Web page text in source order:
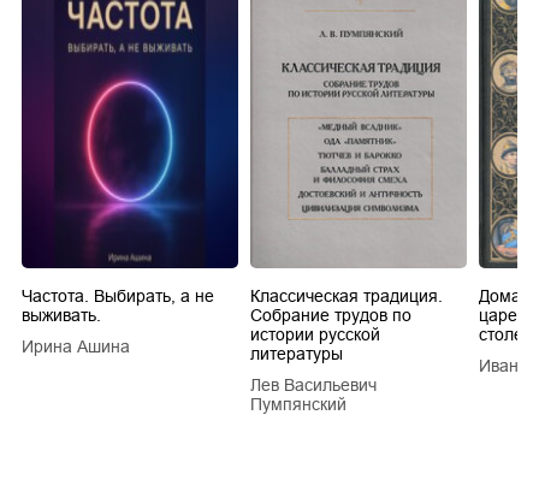
Частота. Выбирать, а не
выживать.
Ирина Ашина
Классическая традиция.
Собрание трудов по
истории русской
литературы
Лев Васильевич
Пумпянский
царей
Иван